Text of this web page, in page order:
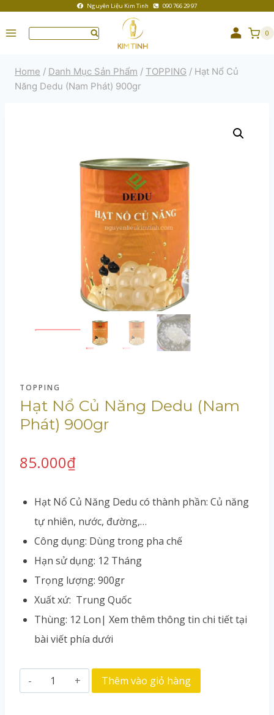
Nguyên Liệu Kim Tinh 090 766 29 97
0
Home / Danh Mục Sản Phẩm / TOPPING / Hạt Nổ Củ
Năng Dedu (Nam Phát) 900gr
TOPPING
Hạt Nổ Củ Năng Dedu (Nam
Phát) 900gr
85.000₫
Hạt Nổ Củ Năng Dedu có thành phần: Củ năng
tự nhiên, nước, đường,…
Công dụng: Dùng trong pha chế
Hạn sử dụng: 12 Tháng
Trọng lượng: 900gr
Xuất xứ: Trung Quốc
Thùng: 12 Lon| Xem thêm thông tin chi tiết tại
bài viết phía dưới
Thêm vào giỏ hàng